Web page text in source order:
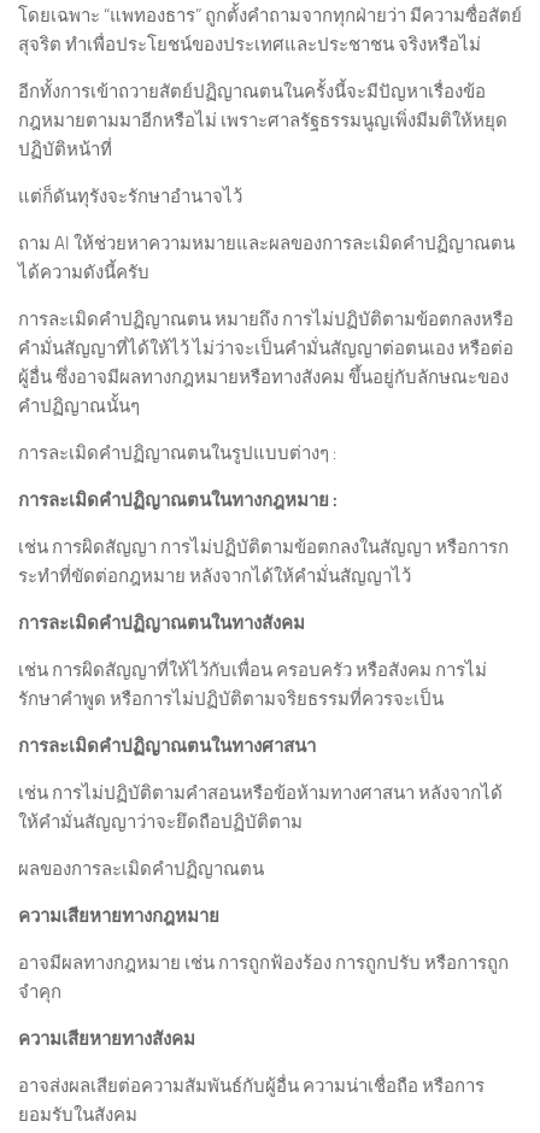
โดยเฉพาะ “แพทองธาร” ถูกตั้งคำถามจากทุกฝ่ายว่า มีความซื่อสัตย์
สุจริต ทำเพื่อประโยชน์ของประเทศและประชาชน จริงหรือไม่
อีกทั้งการเข้าถวายสัตย์ปฏิญาณตนในครั้งนี้จะมีปัญหาเรื่องข้อ
กฎหมายตามมาอีกหรือไม่ เพราะศาลรัฐธรรมนูญเพิ่งมีมติให้หยุด
ปฏิบัติหน้าที่
แต่ก็ดันทุรังจะรักษาอำนาจไว้
ถาม AI ให้ช่วยหาความหมายและผลของการละเมิดคำปฏิญาณตน
ได้ความดังนี้ครับ
การละเมิดคำปฏิญาณตน หมายถึง การไม่ปฏิบัติตามข้อตกลงหรือ
คำมั่นสัญญาที่ได้ให้ไว้ ไม่ว่าจะเป็นคำมั่นสัญญาต่อตนเอง หรือต่อ
ผู้อื่น ซึ่งอาจมีผลทางกฎหมายหรือทางสังคม ขึ้นอยู่กับลักษณะของ
คำปฏิญาณนั้นๆ
การละเมิดคำปฏิญาณตนในรูปแบบต่างๆ :
การละเมิดคำปฏิญาณตนในทางกฎหมาย :
เช่น การผิดสัญญา การไม่ปฏิบัติตามข้อตกลงในสัญญา หรือการก
ระทำที่ขัดต่อกฎหมาย หลังจากได้ให้คำมั่นสัญญาไว้
การละเมิดคำปฏิญาณตนในทางสังคม
เช่น การผิดสัญญาที่ให้ไว้กับเพื่อน ครอบครัว หรือสังคม การไม่
รักษาคำพูด หรือการไม่ปฏิบัติตามจริยธรรมที่ควรจะเป็น
การละเมิดคำปฏิญาณตนในทางศาสนา
เช่น การไม่ปฏิบัติตามคำสอนหรือข้อห้ามทางศาสนา หลังจากได้
ให้คำมั่นสัญญาว่าจะยึดถือปฏิบัติตาม
ผลของการละเมิดคำปฏิญาณตน
ความเสียหายทางกฎหมาย
อาจมีผลทางกฎหมาย เช่น การถูกฟ้องร้อง การถูกปรับ หรือการถูก
จำคุก
ความเสียหายทางสังคม
อาจส่งผลเสียต่อความสัมพันธ์กับผู้อื่น ความน่าเชื่อถือ หรือการ
ยอมรับในสังคม